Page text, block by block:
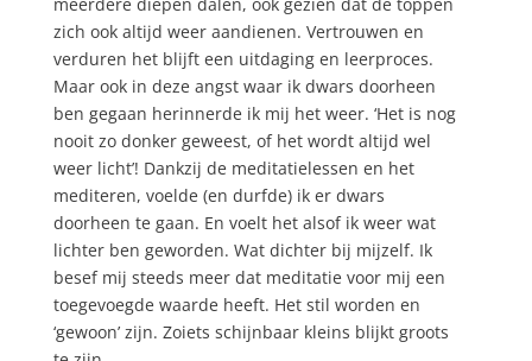
zich ook altijd weer aandienen. Vertrouwen en
verduren het blijft een uitdaging en leerproces.
Maar ook in deze angst waar ik dwars doorheen
ben gegaan herinnerde ik mij het weer. ‘Het is nog
nooit zo donker geweest, of het wordt altijd wel
weer licht’! Dankzij de meditatielessen en het
mediteren, voelde (en durfde) ik er dwars
doorheen te gaan. En voelt het alsof ik weer wat
lichter ben geworden. Wat dichter bij mijzelf. Ik
besef mij steeds meer dat meditatie voor mij een
toegevoegde waarde heeft. Het stil worden en
‘gewoon’ zijn. Zoiets schijnbaar kleins blijkt groots